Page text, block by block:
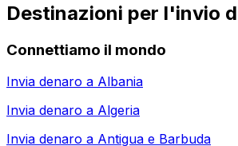
Destinazioni per l'invio
Connettiamo il mondo
Invia denaro a Albania
Invia denaro a Algeria
Invia denaro a Antigua e Barbuda